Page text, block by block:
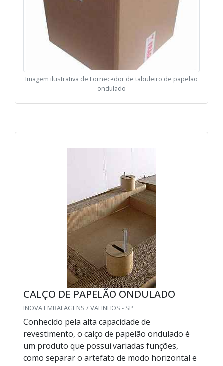
Imagem ilustrativa de Fornecedor de tabuleiro de papelão
ondulado
CALÇO DE PAPELÃO ONDULADO
INOVA EMBALAGENS / VALINHOS - SP
Conhecido pela alta capacidade de
revestimento, o calço de papelão ondulado é
um produto que possui variadas funções,
como separar o artefato de modo horizontal e